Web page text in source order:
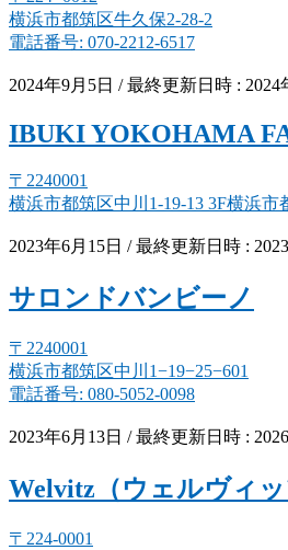
横浜市都筑区牛久保2-28-2
電話番号: 070-2212-6517
2024年9月5日 / 最終更新日時 : 2024
IBUKI YOKOHAMA
〒2240001
横浜市都筑区中川1-19-13 3F横浜市
2023年6月15日 / 最終更新日時 :
サロンドバンビーノ
〒2240001
横浜市都筑区中川1−19−25−601
電話番号: 080-5052-0098
2023年6月13日 / 最終更新日時 :
Welvitz（ウェルヴィッ
〒224-0001